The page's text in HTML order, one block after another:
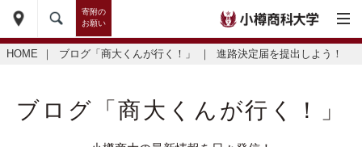
寄附の
お願い
HOME ｜ ブログ「商大くんが行く！」 ｜ 進路決定届を提出しよう！
ブログ「商大くんが行く！」